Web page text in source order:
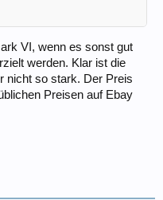
VI, wenn es sonst gut
werden. Klar ist die
nicht so stark. Der Preis
Preisen auf Ebay